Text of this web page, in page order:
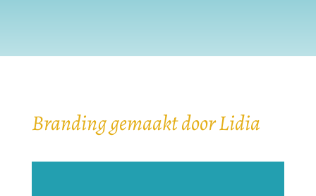
Branding gemaakt door Lidia